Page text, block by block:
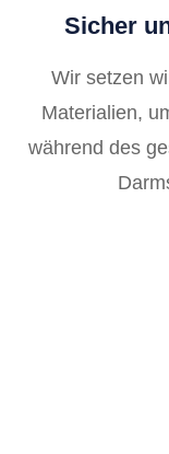
Sicher
Wir setzen
Materialien,
während des